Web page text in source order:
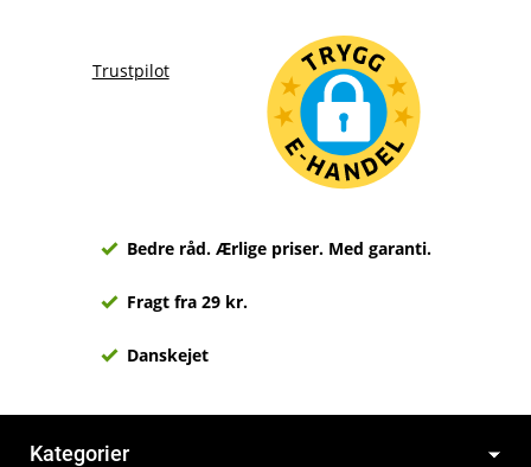
Trustpilot
Bedre råd. Ærlige priser. Med garanti.
Fragt fra 29 kr.
Danskejet
Kategorier